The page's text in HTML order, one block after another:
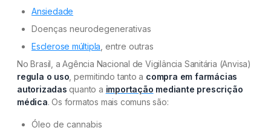
Ansiedade
Doenças neurodegenerativas
Esclerose múltipla , entre outras
No Brasil, a Agência Nacional de Vigilância Sanitária (Anvisa)
regula o uso , permitindo tanto a compra em farmácias
autorizadas quanto a importação mediante prescrição
médica. Os formatos mais comuns são:
Óleo de cannabis